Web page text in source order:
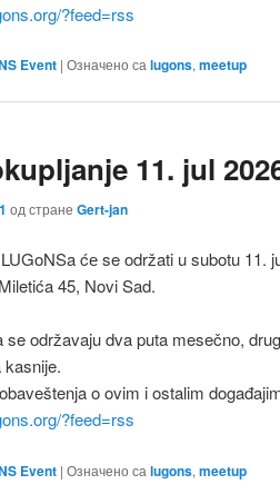
?feed=rss
Event | Означено са lugons, meetup
11. jul
од стране Gert-jan
ćе se održati u subotu 11.
45, Novi Sad.
se održavaju dva puta mesečno,
kasnije.
o ovim i ostalim
?feed=rss
Event | Означено са lugons, meetup